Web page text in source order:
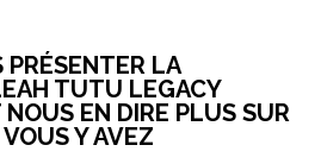
LA
TUTU LEGACY
EN DIRE PLUS SUR
Y AVEZ